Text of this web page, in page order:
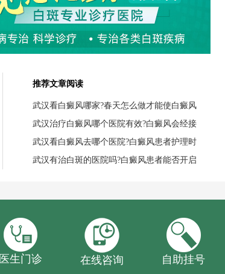
推荐文章阅读
武汉看白癜风哪家?春天怎么做才能使白癜风
武汉治疗白癜风哪个医院有效?白癜风会经接
武汉看白癜风去哪个医院?白癜风患者护理时
武汉有治白斑的医院吗?白癜风患者能否开启
医生门诊 在线咨询 自助挂号